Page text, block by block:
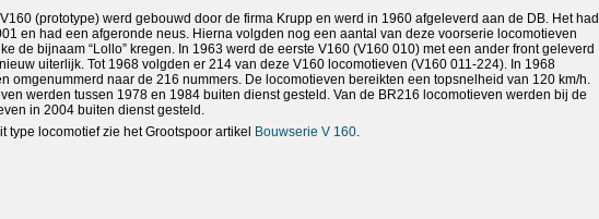
(prototype) werd gebouwd door de firma Krupp en werd in 1960 afgeleverd aan de DB. Het had
en had een afgeronde neus. Hierna volgden nog een aantal van deze voorserie locomotieven
de bijnaam “Lollo” kregen. In 1963 werd de eerste V160 (V160 010) met een ander front geleverd
uiterlijk. Tot 1968 volgden er 214 van deze V160 locomotieven (V160 011-224). In 1968
omgenummerd naar de 216 nummers. De locomotieven bereikten een topsnelheid van 120 km/h.
werden tussen 1978 en 1984 buiten dienst gesteld. Van de BR216 locomotieven werden bij de
in 2004 buiten dienst gesteld.
type locomotief zie het Grootspoor artikel Bouwserie V 160